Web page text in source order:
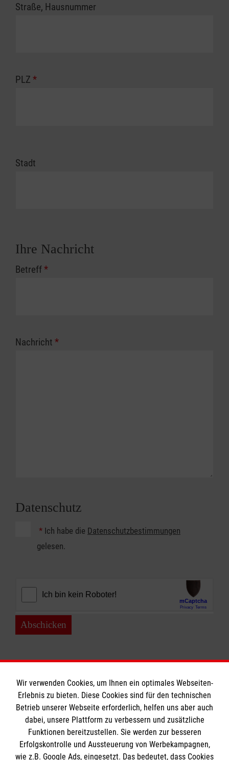
Straße, Hausnummer
PLZ *
Stadt
Ihre Nachricht
Betreff*
Nachricht *
Datenschutz
* Ich habe die Datenschutzbestimmungen
gelesen.
Abschicken
Informationen
Impressum
Wir verwenden Cookies, um Ihnen ein optimales Webseiten-
Erlebnis zu bieten. Diese Cookies sind für den technischen
Betrieb unserer Webseite erforderlich, helfen uns aber auch
dabei, unsere Plattform zu verbessern und zusätzliche
Funktionen bereitzustellen. Sie werden zur besseren
Erfolgskontrolle und Aussteuerung von Werbekampagnen,
wie z.B. Google Ads, eingesetzt. Das bedeutet, dass Cookies